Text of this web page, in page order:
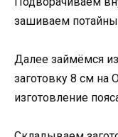
зашиваем
Далее займёмся
заготовку 8 см на
изготовление